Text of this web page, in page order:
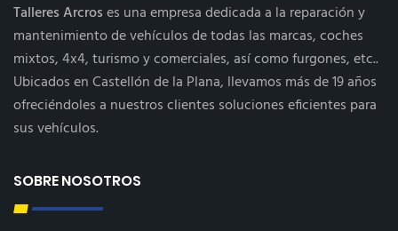
Talleres Arcroses una empresa dedicada a la reparación y
mantenimiento de vehículos de todas las marcas, coches
mixtos, 4x4, turismo y comerciales, así como furgones, etc..
Ubicados en Castellón de la Plana, llevamos más de 19 años
ofreciéndoles a nuestros clientes soluciones eficientes para
sus vehículos.
SOBRE NOSOTROS